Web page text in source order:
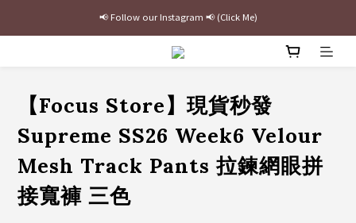
最新三方聯名倒鉤，火熱預購接單中🔥
加入官網會員即贈$100購物金
【Focus Store】現貨秒發
Supreme SS26 Week6 Velour
Mesh Track Pants 拉鍊網眼拼
接寬褲 三色